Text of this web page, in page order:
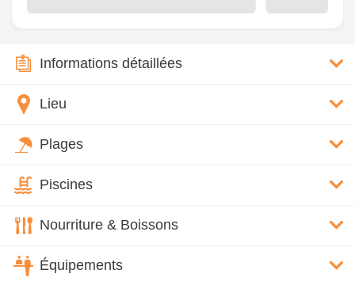
Informations détaillées
Lieu
Plages
Piscines
Nourriture & Boissons
Équipements